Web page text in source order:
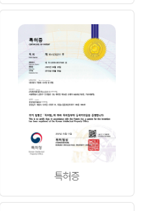
특허증
비스 이용고객의 청약과
이용신청고객과
비스를 개통합니다.
통예정일에 서비스를
사유와 새로 정한
유선으로 통보하여야
치가 완료되면 개통의
에 서명하는 것으로